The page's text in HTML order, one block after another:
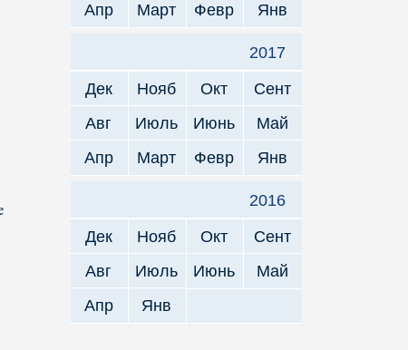
Апр
Март Февр Янв
2017
Дек
Нояб Окт
Сент
Авг
Июль Июнь
Май
Апр
Март Февр Янв
2016
Дек
Нояб Окт
Сент
Авг
Июль Июнь
Май
Апр
Янв